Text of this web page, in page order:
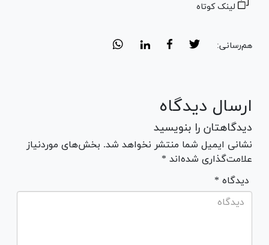
لینک کوتاه
هم‌رسانی:
ارسال دیدگاه
دیدگاهتان را بنویسید
نشانی ایمیل شما منتشر نخواهد شد. بخش‌های موردنیاز
علامت‌گذاری شده‌اند *
* دیدگاه